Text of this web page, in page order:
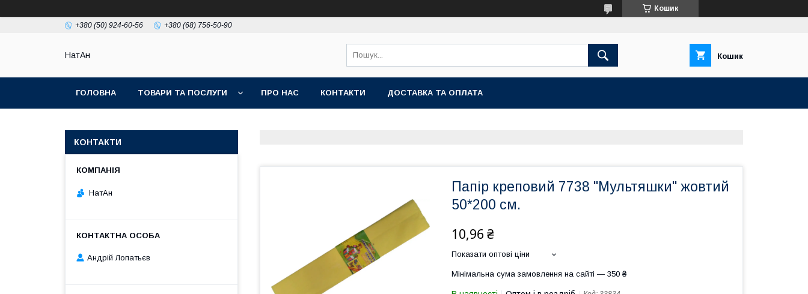
Кошик
+380 (50) 924-60-56 +380 (68) 756-50-90
НатАн Кошик
ГОЛОВНА ТОВАРИ ТА ПОСЛУГИ ПРО НАС КОНТАКТИ ДОСТАВКА ТА ОПЛАТА
Папір креповий 7738 "Мультяшки" жовтий
50*200 см.
10,96 ₴
Показати оптові ціни
Мінімальна сума замовлення на сайті — 350 ₴
КОНТАКТИ
НатАн
Андрій Лопатьєв